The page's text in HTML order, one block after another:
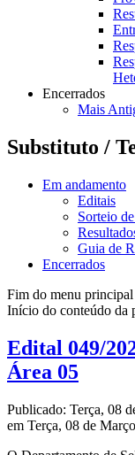
Encerrados
Mais
Substituto /
Em andamento
Editais
Sorteio
Guia de
Encerrados
Fim do menu principal
Início do conteúdo da
Edital 049/
Área 05
Publicado: Terça, 08
em Terça, 08 de